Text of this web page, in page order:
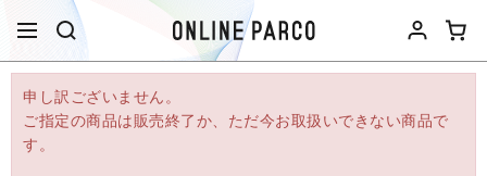
申し訳ございません。
ご指定の商品は販売終了か、ただ今お取扱いできない商品で
す。